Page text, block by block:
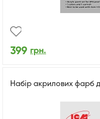
399 грн.
Набір акрилових фарб